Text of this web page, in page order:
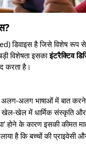
डिवाइस है जिसे विशेष रूप
विशेषता इसकाइंटरैक्टिव
करता है।
अलग-अलग भाषाओं में बात
खेल-खेल में धार्मिक संस्कृति
होने के कारण इसकी कीमत
है कि बच्चों की प्राइवेसी